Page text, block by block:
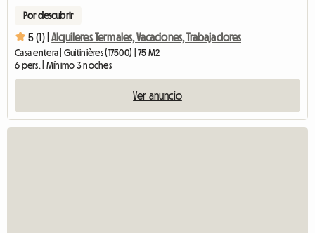
Por descubrir
5 (1) | Alquileres Termales, Vacaciones, Trabajadores
Casa entera | Guitinières (17500) | 75 M2
6 pers. | Mínimo 3 noches
Ver anuncio